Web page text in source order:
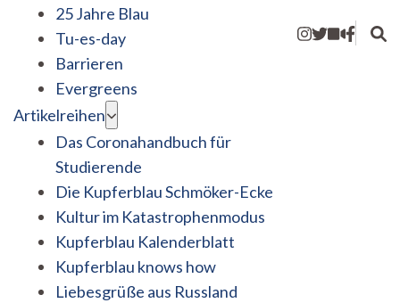
25 Jahre Blau
Tu-es-day
Barrieren
Evergreens
Artikelreihen
Das Coronahandbuch für
Studierende
Die Kupferblau Schmöker-Ecke
Kultur im Katastrophenmodus
Kupferblau Kalenderblatt
Kupferblau knows how
Liebesgrüße aus Russland